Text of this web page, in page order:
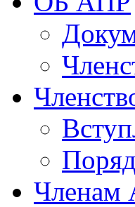
Членам